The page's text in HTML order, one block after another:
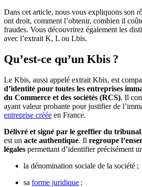
Dans cet article, nous vous expliquons son
ont droit, comment l’obtenir, combien il
fraudes. Vous découvrirez également les
avec l’extrait K, L ou Lbis.
Qu’est-ce qu’un Kbis ?
Le Kbis, aussi appelé extrait Kbis, est
d’identité pour toutes les entreprises
du Commerce et des sociétés (RCS). Il
ayant valeur probante pour justifier de
entreprise créée en France.
Délivré et signé par le greffier du tribunal
est un acte authentique. Il regroupe
légales permettant d’identifier précisément
la dénomination sociale de la société ;
sa forme juridique ;